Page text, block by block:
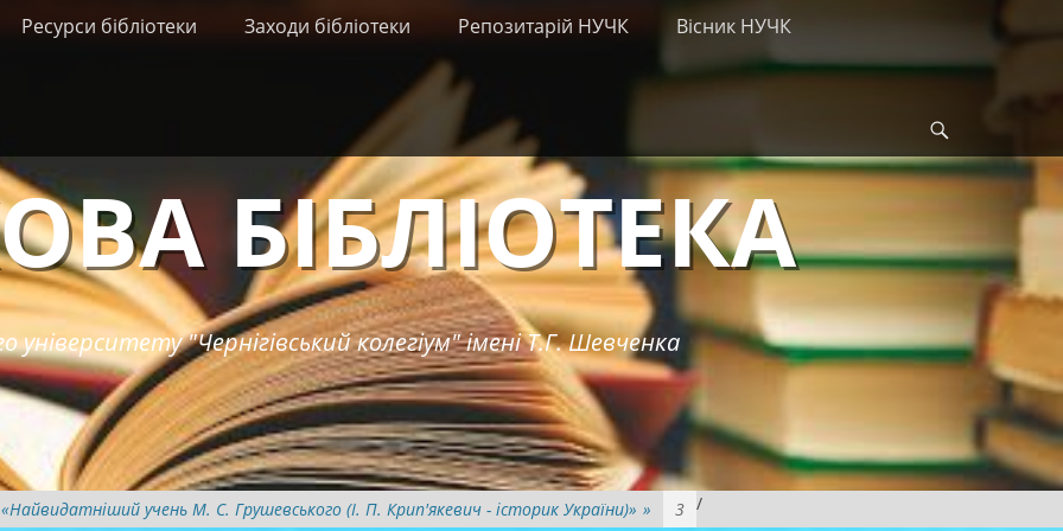
Ресурси бібліотеки Заходи бібліотеки Репозитарій НУЧК
Вісник НУЧК
БІБЛІОТЕКА
університету "Чернігівський колегіум" імені Т.Г. Шевченка
/
учень М. С. Грушевського (І. П. Крип'якевич - історик України)» » 3